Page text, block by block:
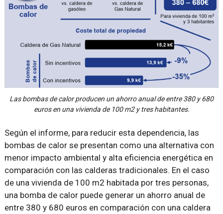
Las bombas de calor producen un ahorro anual de entre 380 y 680
euros en una vivienda de 100 m2 y tres habitantes.
Según el informe, para reducir esta dependencia, las
bombas de calor se presentan como una alternativa con
menor impacto ambiental y alta eficiencia energética en
comparación con las calderas tradicionales. En el caso
de una vivienda de 100 m2 habitada por tres personas,
una bomba de calor puede generar un ahorro anual de
entre 380 y 680 euros en comparación con una caldera